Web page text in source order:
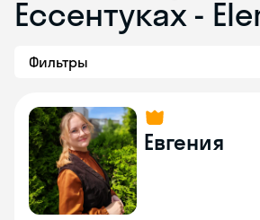
Ессентуках -
Фильтры
Евгения
online